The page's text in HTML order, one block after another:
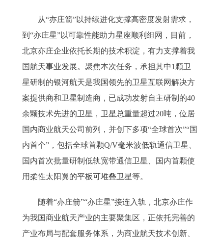
从“亦庄箭”以持续进化支撑高密度发射需求，
到“亦庄星”以可靠性能助力星座顺利组网，目前，
北京亦庄企业依托长期的技术积淀，有力支撑着我
国航天事业发展。聚焦本次任务，承担其中1颗卫
星研制的银河航天是我国领先的卫星互联网解决方
案提供商和卫星制造商，已成功发射自主研制的40
余颗技术先进的卫星，卫星总重量超过20吨，位居
国内商业航天公司前列，并创下多项“全球首次”“国
内首个”，包括全球首颗Q/V毫米波低轨通信卫星、
国内首次批量研制低轨宽带通信卫星、国内首颗使
用柔性太阳翼的平板可堆叠卫星等。
随着“亦庄箭”“亦庄星”接连入轨，北京亦庄作
为我国商业航天产业的主要聚集区，正依托完善的
产业布局与配套服务体系，为商业航天技术创新、